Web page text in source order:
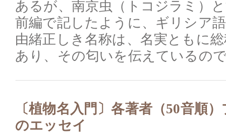
あるが、南京虫（トコジラミ）
前編で記したように、ギリシア
由緒正しき名称は、名実ともに
あり、その匂いを伝えているの
〔植物名入門〕各著者（50音順
のエッセイ